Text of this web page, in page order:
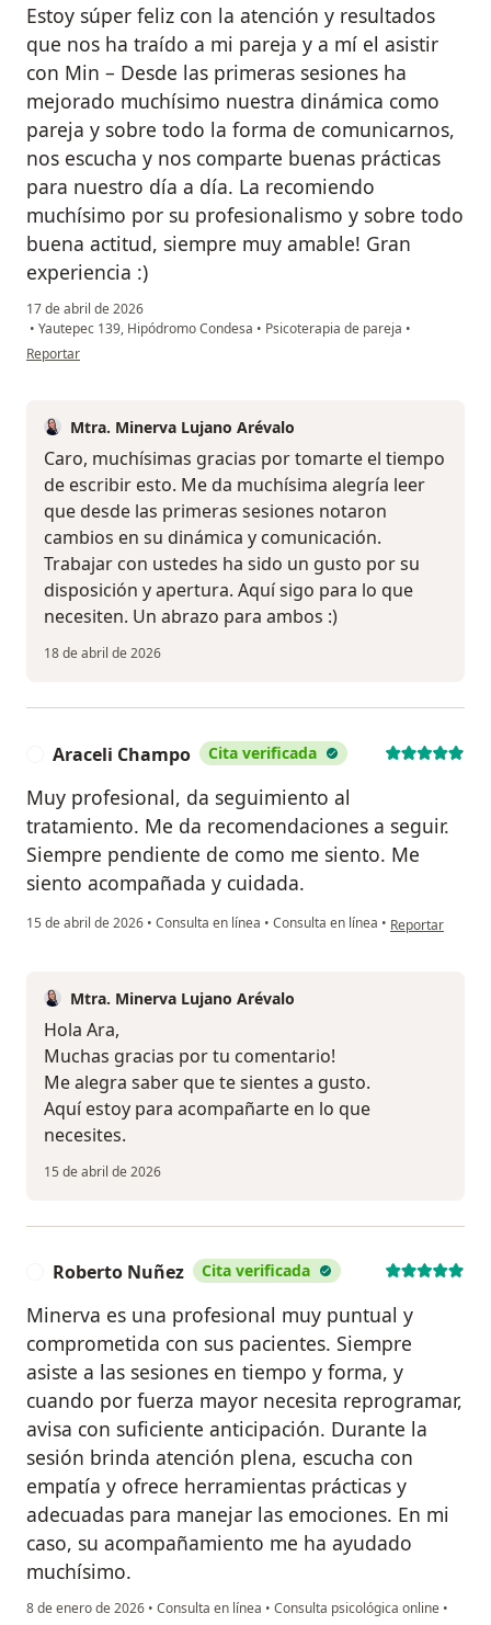
Estoy súper feliz con la atención y resultados
que nos ha traído a mi pareja y a mí el asistir
con Min – Desde las primeras sesiones ha
mejorado muchísimo nuestra dinámica como
pareja y sobre todo la forma de comunicarnos,
nos escucha y nos comparte buenas prácticas
para nuestro día a día. La recomiendo
muchísimo por su profesionalismo y sobre todo
buena actitud, siempre muy amable! Gran
experiencia :)
17 de abril de 2026
• Yautepec 139, Hipódromo Condesa • Psicoterapia de pareja •
en opinión del usuario Carolina Díaz
Reportar
Mtra. Minerva Lujano Arévalo
Caro, muchísimas gracias por tomarte el tiempo
de escribir esto. Me da muchísima alegría leer
que desde las primeras sesiones notaron
cambios en su dinámica y comunicación.
Trabajar con ustedes ha sido un gusto por su
disposición y apertura. Aquí sigo para lo que
necesiten. Un abrazo para ambos :)
18 de abril de 2026
Araceli Champo Cita verificada
Muy profesional, da seguimiento al
tratamiento. Me da recomendaciones a seguir.
Siempre pendiente de como me siento. Me
siento acompañada y cuidada.
15 de abril de 2026 • Consulta en línea • Consulta en línea • en opinión del
Reportar
Mtra. Minerva Lujano Arévalo
Hola Ara,
Muchas gracias por tu comentario!
Me alegra saber que te sientes a gusto.
Aquí estoy para acompañarte en lo que
necesites.
15 de abril de 2026
Roberto Nuñez Cita verificada
Minerva es una profesional muy puntual y
comprometida con sus pacientes. Siempre
asiste a las sesiones en tiempo y forma, y
cuando por fuerza mayor necesita reprogramar,
avisa con suficiente anticipación. Durante la
sesión brinda atención plena, escucha con
empatía y ofrece herramientas prácticas y
adecuadas para manejar las emociones. En mi
caso, su acompañamiento me ha ayudado
muchísimo.
8 de enero de 2026 • Consulta en línea • Consulta psicológica online •